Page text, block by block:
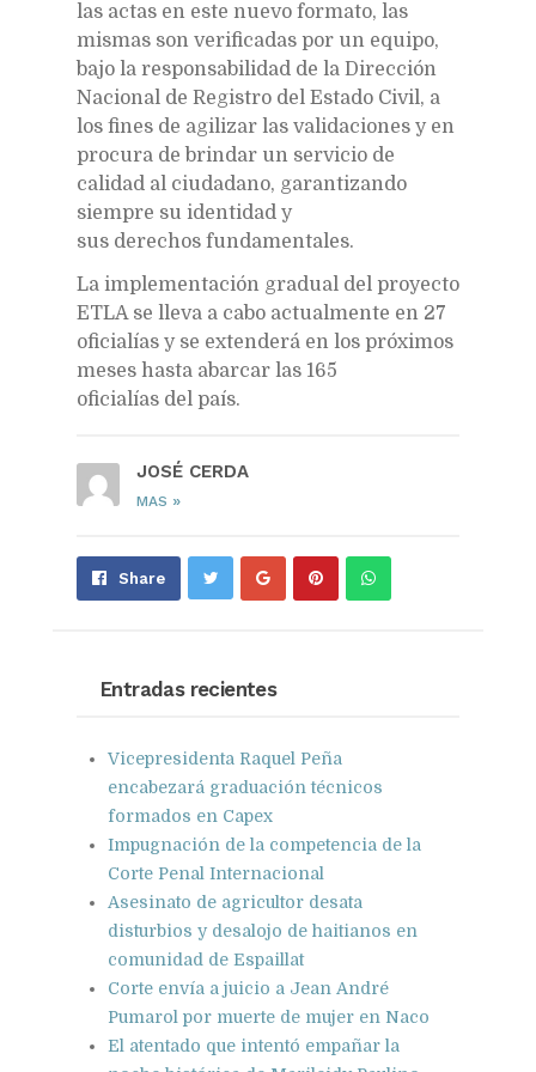
las actas en este nuevo formato, las
mismas son verificadas por un equipo,
bajo la responsabilidad de la Dirección
Nacional de Registro del Estado Civil, a
los fines de agilizar las validaciones y en
procura de brindar un servicio de
calidad al ciudadano, garantizando
siempre su identidad y
sus derechos fundamentales.
La implementación gradual del proyecto
ETLA se lleva a cabo actualmente en 27
oficialías y se extenderá en los próximos
meses hasta abarcar las 165
oficialías del país.
JOSÉ CERDA
MAS »
Share Share Pin Send
Entradas recientes
Vicepresidenta Raquel Peña
encabezará graduación técnicos
formados en Capex
Impugnación de la competencia de la
Corte Penal Internacional
Asesinato de agricultor desata
disturbios y desalojo de haitianos en
comunidad de Espaillat
Corte envía a juicio a Jean André
Pumarol por muerte de mujer en Naco
El atentado que intentó empañar la